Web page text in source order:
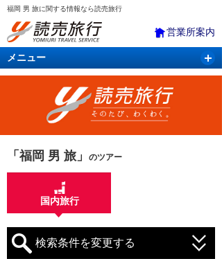
福岡 男 旅に関する情報なら読売旅行
営業所案内
メニュー
国内旅行 バスツアー 海外旅行
「福岡 男 旅」 のツアー
国内旅行
検索条件を変更する